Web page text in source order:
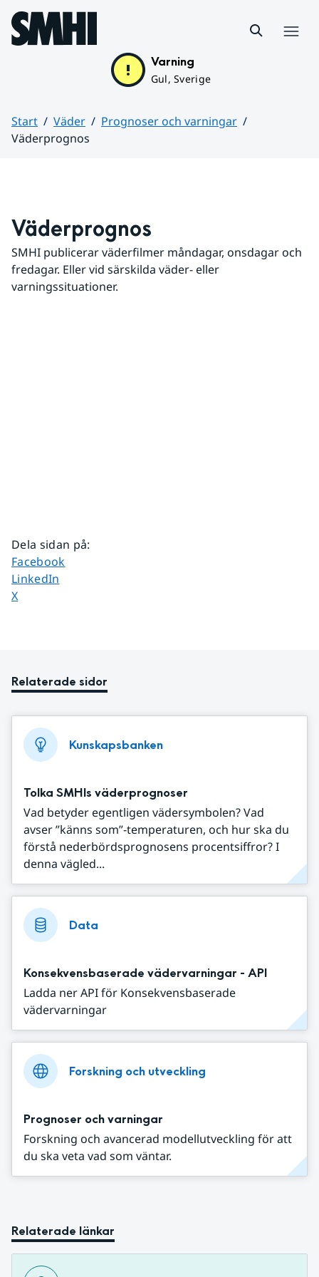
Hoppa till sidans innehåll
Varning
Gul, Sverige
Start Väder
Prognoser och varningar
Väderprognos
Väderprognos
SMHI publicerar väderfilmer måndagar, onsdagar och
fredagar. Eller vid särskilda väder- eller
varningssituationer.
Dela sidan på:
Dela sidan på
Facebook
Dela sidan på
LinkedIn
Dela sidan på
X
Relaterade sidor
Kunskapsbanken
Tolka SMHIs väderprognoser
Vad betyder egentligen vädersymbolen? Vad
avser ”känns som”-temperaturen, och hur ska du
förstå nederbördsprognosens procentsiffror? I
denna vägled...
Data
Konsekvensbaserade vädervarningar - API
Ladda ner API för Konsekvensbaserade
vädervarningar
Forskning och utveckling
Prognoser och varningar
Forskning och avancerad modellutveckling för att
du ska veta vad som väntar.
Relaterade länkar